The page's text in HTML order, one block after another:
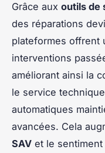
Grâce aux outils de
des réparations
plateformes offrent
interventions
améliorant ainsi la
le service
automatiques
avancées. Cela
SAV et le